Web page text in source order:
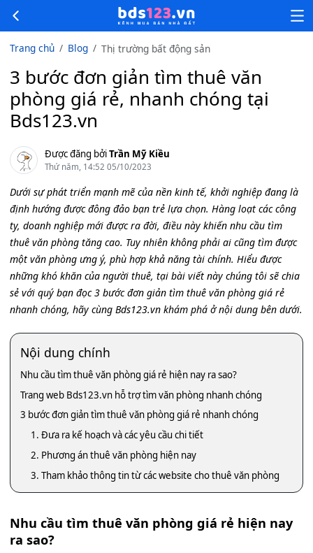
Trang chủ Blog Thị trường bất động sản
3 bước đơn giản tìm thuê văn
phòng giá rẻ, nhanh chóng tại
Bds123.vn
Được đăng bởiTrần Mỹ Kiều
Thứ năm, 14:52 05/10/2023
Dưới sự phát triển mạnh mẽ của nền kinh tế, khởi nghiệp đang là
định hướng được đông đảo bạn trẻ lựa chọn. Hàng loạt các công
ty, doanh nghiệp mới được ra đời, điều này khiến nhu cầu tìm
thuê văn phòng tăng cao. Tuy nhiên không phải ai cũng tìm được
một văn phòng ưng ý, phù hợp khả năng tài chính. Hiểu được
những khó khăn của người thuê, tại bài viết này chúng tôi sẽ chia
sẻ với quý bạn đọc 3 bước đơn giản tìm thuê văn phòng giá rẻ
nhanh chóng, hãy cùng Bds123.vn khám phá ở nội dung bên dưới.
Nội dung chính
Nhu cầu tìm thuê văn phòng giá rẻ hiện nay ra sao?
Trang web Bds123.vn hỗ trợ tìm văn phòng nhanh chóng
3 bước đơn giản tìm thuê văn phòng giá rẻ nhanh chóng
1. Đưa ra kế hoạch và các yêu cầu chi tiết
2. Phương án thuê văn phòng hiện nay
3. Tham khảo thông tin từ các website cho thuê văn phòng
Nhu cầu tìm thuê văn phòng giá rẻ hiện nay
ra sao?